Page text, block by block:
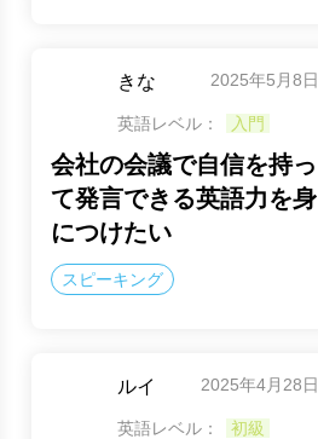
きな 2025年5月8日
英語レベル： 入門
会社の会議で自信を持っ
て発言できる英語力を身
につけたい
スピーキング
ルイ 2025年4月28日
英語レベル： 初級